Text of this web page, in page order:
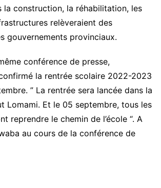
la construction, la réhabilitation, les
relèveraient des
gouvernements provinciaux.
conférence de presse,
la rentrée scolaire 2022-2023
” La rentrée sera lancée dans la
Lomami. Et le 05 septembre, tous les
reprendre le chemin de l’école “. A
au cours de la conférence de